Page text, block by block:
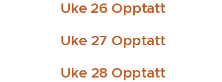
Uke 26 Opptatt
Uke 27 Opptatt
Uke 28 Opptatt